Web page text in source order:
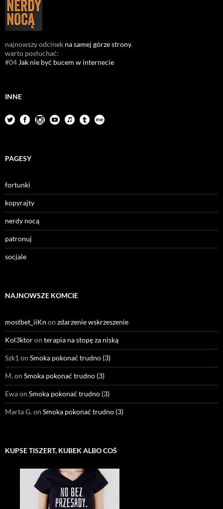
najnowszy odcinek na samej górze strony.
warto posłuchać:
#04Jak nie być bucem w internecie
INNE
PAGESY
fortunki
kopyrajty
nerdy nocą
patronuj
socjale
NAJNOWSZE KOMCIE
mostbet_iiKn on zdarzenie wskrzeszenie
Kol3ktoron terapia na stopę za niską
Szk1on Smoka pokonać trudno (3)
M.on Smoka pokonać trudno (3)
Ewaon Smoka pokonać trudno (3)
Marta G.on Smoka pokonać trudno (3)
KUPSE TISZERT, KUBEK ALBO COŚ